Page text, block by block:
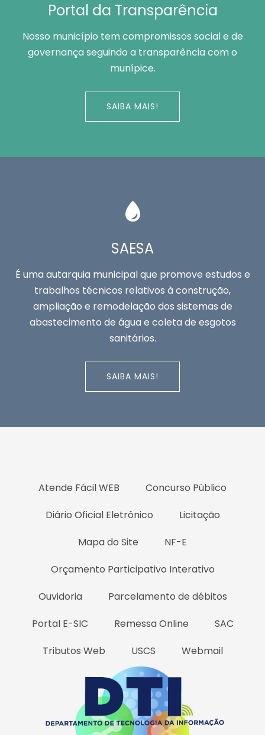
Portal da Transparência
Nosso município tem compromissos social e de
governança seguindo a transparência com o
munípice.
SAIBA MAIS!
SAESA
É uma autarquia municipal que promove estudos e
trabalhos técnicos relativos à construção,
ampliação e remodelação dos sistemas de
abastecimento de água e coleta de esgotos
sanitários.
SAIBA MAIS!
Atende Fácil WEB
Concurso Público
Diário Oficial Eletrônico
Licitação
Mapa do Site
NF-E
Orçamento Participativo Interativo
Ouvidoria
Parcelamento de débitos
Portal E-SIC
Remessa Online
SAC
Tributos Web
USCS Webmail